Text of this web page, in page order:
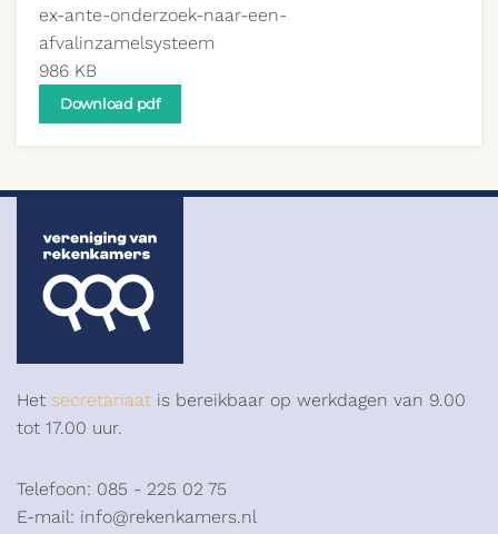
ex-ante-onderzoek-naar-een-
afvalinzamelsysteem
986 KB
Download pdf
Het secretariaat is bereikbaar op werkdagen van 9.00
tot 17.00 uur.
Telefoon: 085 - 225 02 75
E-mail: info@rekenkamers.nl